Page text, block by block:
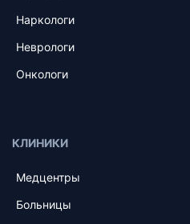
Наркологи
Неврологи
Онкологи
КЛИНИКИ
Медцентры
Больницы